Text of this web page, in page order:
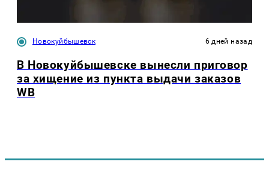
Новокуйбышевск 6 дней назад
В Новокуйбышевске вынесли приговор
за хищение из пункта выдачи заказов
WB